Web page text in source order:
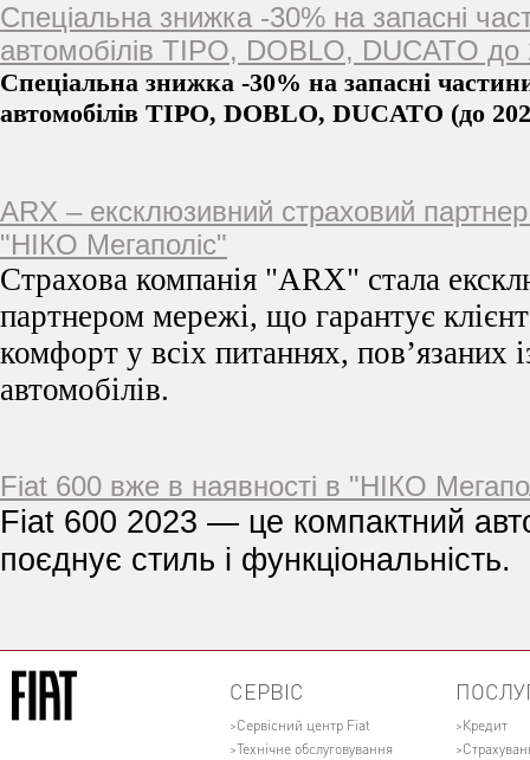
Спеціальна знижка -30% на запасні
автомобілів TIPO, DOBLO, DUCATO до
Спеціальна знижка -30% на запасні
автомобілів TIPO, DOBLO, DUCATO (до
ARX – ексклюзивний страховий
"НІКО Мегаполіс"
Страхова компанія "ARX" стала
партнером мережі, що гарантує
комфорт у всіх питаннях, пов’язаних
автомобілів.
Fiat 600 вже в наявності в "НІКО
Fiat 600 2023 — це компактний
поєднує стиль і функціональність.
СЕРВІС
Сервісний центр Fiat
Технічне обслуговування
Кредит